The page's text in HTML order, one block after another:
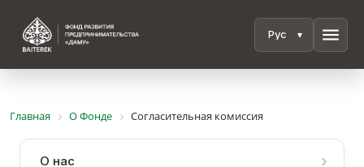
menu
Главная О Фонде Согласительная комиссия
О нас